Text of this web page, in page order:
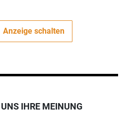
Anzeige schalten
IHRE MEINUNG